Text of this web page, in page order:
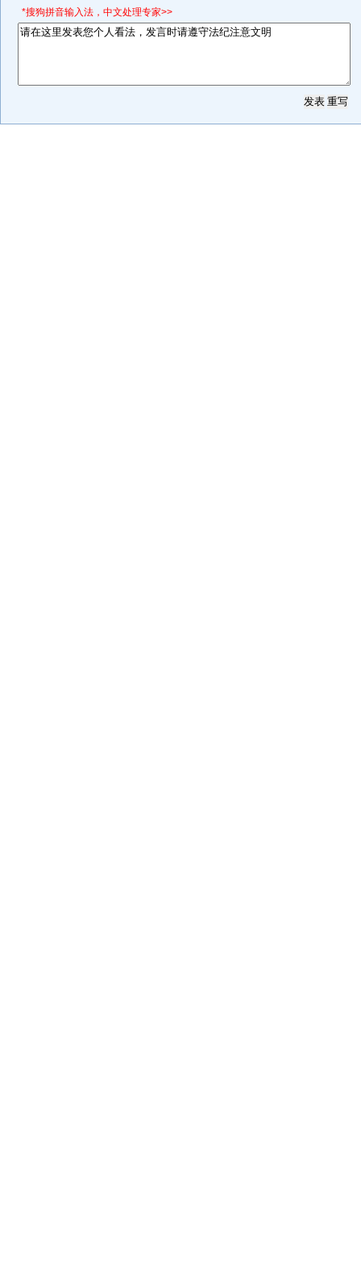
*搜狗拼音输入法，中文处理专家>>